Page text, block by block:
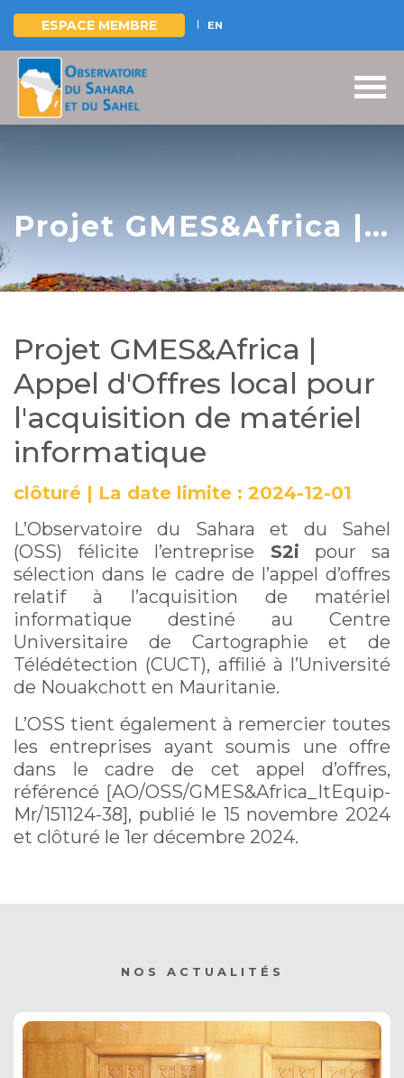
Aller
contenu
ESPACE MEMBRE EN
Projet GMES&Africa |
pour l'acquisition de
matériel informatique
Projet GMES&Africa |
Appel d'Offres local pour
l'acquisition de matériel
informatique
clôturé | La date limite : 2024-12-01
L’Observatoire du Sahara et du Sahel
(OSS) félicite l’entreprise S2i pour sa
sélection dans le cadre de l’appel d’offres
relatif à l’acquisition de matériel
informatique destiné au Centre
Universitaire de Cartographie et de
Télédétection (CUCT), affilié à l’Université
de Nouakchott en Mauritanie.
L’OSS tient également à remercier toutes
les entreprises ayant soumis une offre
dans le cadre de cet appel d’offres,
référencé [AO/OSS/GMES&Africa_ItEquip-
Mr/151124-38], publié le 15 novembre 2024
et clôturé le 1er décembre 2024.
NOS ACTUALITÉS